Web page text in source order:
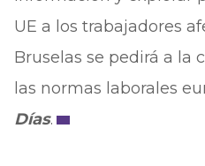
UE a los trabajadores
Bruselas se pedirá a la
las normas laborales
Días.